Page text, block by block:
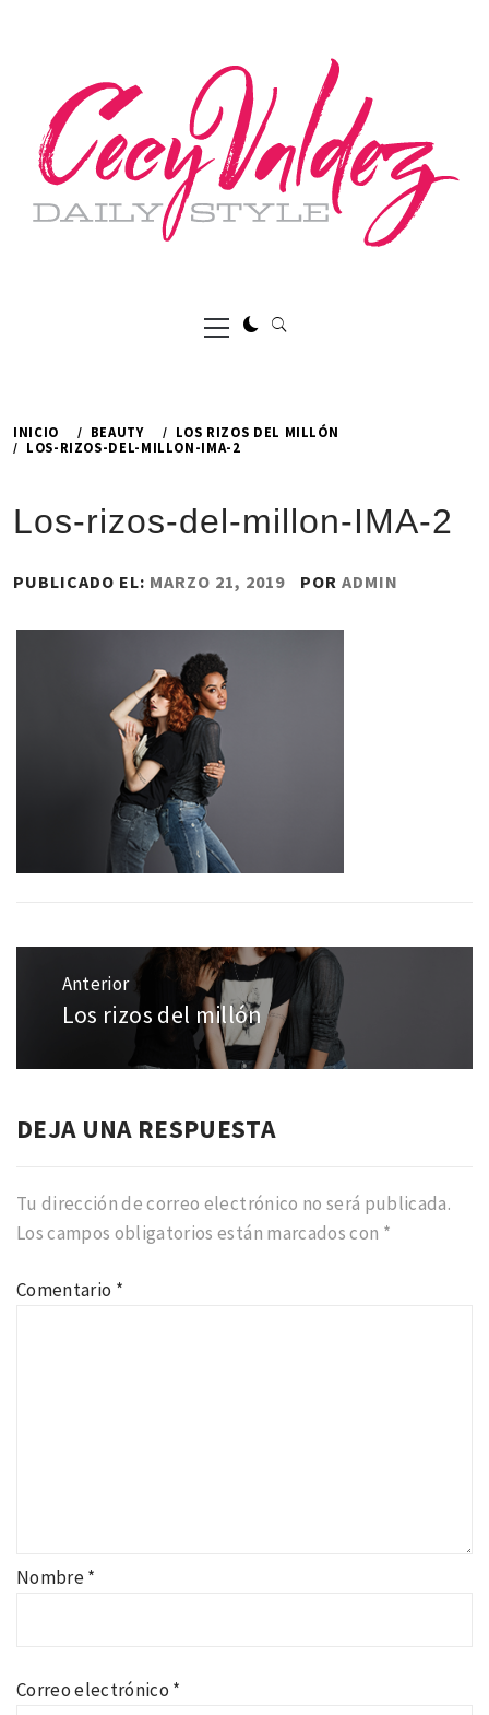
Menú
principal
INICIO BEAUTY
LOS RIZOS DEL MILLÓN
LOS-RIZOS-DEL-MILLON-IMA-2
Los-rizos-del-millon-IMA-2
PUBLICADO EL: MARZO 21, 2019 POR ADMIN
Navegación
entradas
Anterior
Entrada
Los rizos del millón
DEJA UNA RESPUESTA
Tu dirección de correo electrónico no será publicada.
Los campos obligatorios están marcados con *
Comentario *
Nombre*
Correo electrónico *